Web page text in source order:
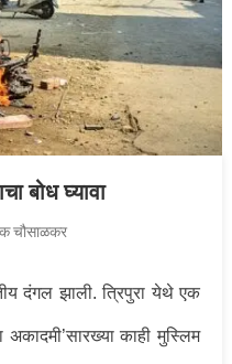
बोध घ्यावा
चौसाळकर
दंगल झाली. त्रिपुरा येथे एक
काही मुस्लिम